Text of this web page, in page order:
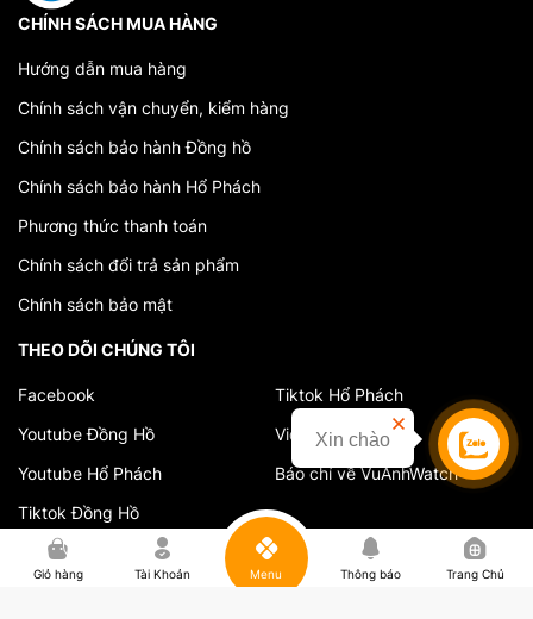
CHÍNH SÁCH MUA HÀNG
Hướng dẫn mua hàng
Chính sách vận chuyển, kiểm hàng
Chính sách bảo hành Đồng hồ
Chính sách bảo hành Hổ Phách
Phương thức thanh toán
Chính sách đổi trả sản phẩm
Chính sách bảo mật
THEO DÕI CHÚNG TÔI
Facebook
Youtube Đồng Hồ
Youtube Hổ Phách
Tiktok Đồng Hồ
Tiktok Hổ Phách
Video cửa hàng
Báo chí về VuAnhWatch
Giỏ hàng Tài Khoản Menu Thông báo Trang Chủ
Liên hệ
Xin chào